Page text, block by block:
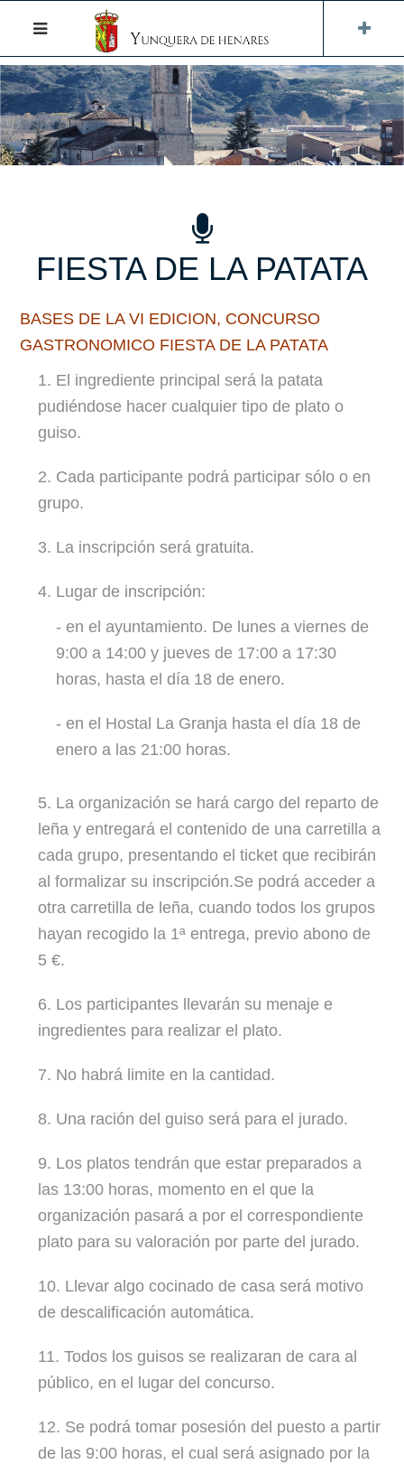
FIESTA DE LA PATATA
BASES DE LA VI EDICION, CONCURSO
GASTRONOMICO FIESTA DE LA PATATA
1. El ingrediente principal será la patata
pudiéndose hacer cualquier tipo de plato o
guiso.
2. Cada participante podrá participar sólo o en
grupo.
3. La inscripción será gratuita.
4. Lugar de inscripción:
- en el ayuntamiento. De lunes a viernes de
9:00 a 14:00 y jueves de 17:00 a 17:30
horas, hasta el día 18 de enero.
- en el Hostal La Granja hasta el día 18 de
enero a las 21:00 horas.
5. La organización se hará cargo del reparto de
leña y entregará el contenido de una carretilla a
cada grupo, presentando el ticket que recibirán
al formalizar su inscripción.Se podrá acceder a
otra carretilla de leña, cuando todos los grupos
hayan recogido la 1ª entrega, previo abono de
5 €.
6. Los participantes llevarán su menaje e
ingredientes para realizar el plato.
7. No habrá limite en la cantidad.
8. Una ración del guiso será para el jurado.
9. Los platos tendrán que estar preparados a
las 13:00 horas, momento en el que la
organización pasará a por el correspondiente
plato para su valoración por parte del jurado.
10. Llevar algo cocinado de casa será motivo
de descalificación automática.
11. Todos los guisos se realizaran de cara al
público, en el lugar del concurso.
12. Se podrá tomar posesión del puesto a partir
de las 9:00 horas, el cual será asignado por la